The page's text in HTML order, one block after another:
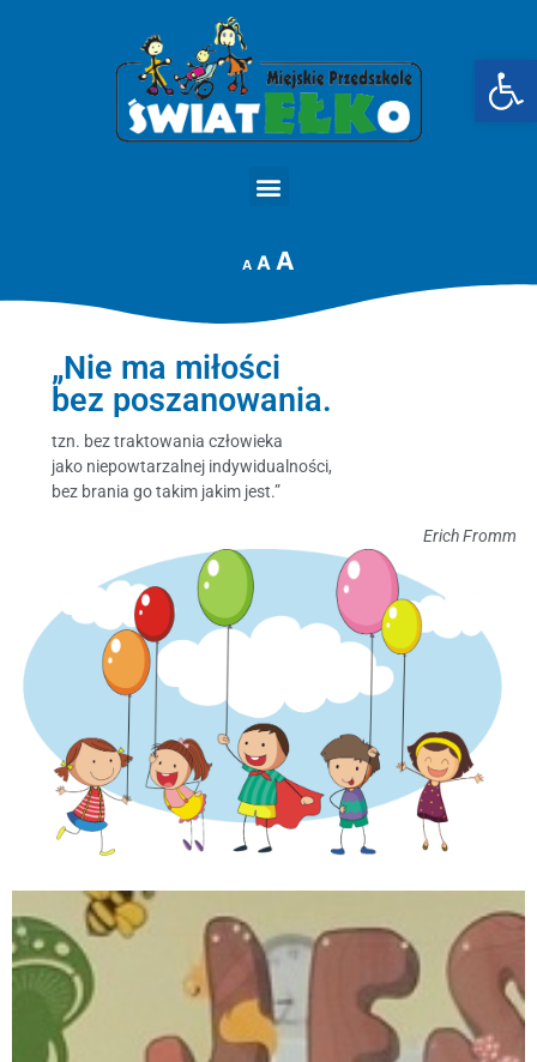
A A A
„Nie ma miłości
bez poszanowania.
tzn. bez traktowania człowieka
jako niepowtarzalnej indywidualności,
bez brania go takim jakim jest.”
Erich Fromm